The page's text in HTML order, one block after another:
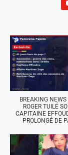
BREAKING
ROGER TUILÉ
CAPITAINE
PROLONGÉ DE